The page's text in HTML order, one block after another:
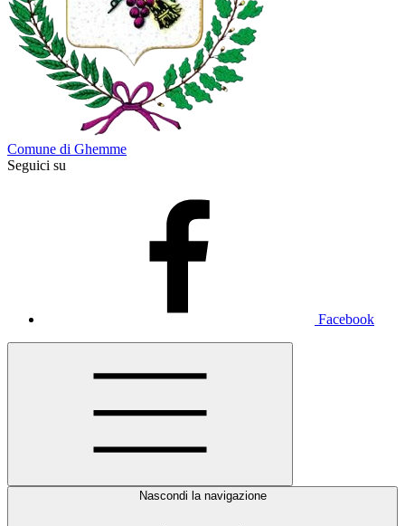
Comune di Ghemme
Seguici su
Facebook
Nascondi la navigazione